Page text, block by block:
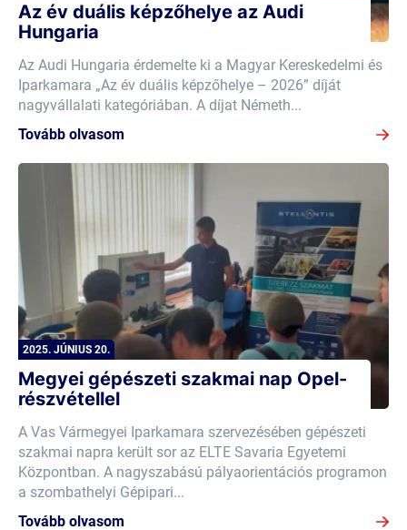
Az év duális képzőhelye az Audi
Hungaria
Az Audi Hungaria érdemelte ki a Magyar Kereskedelmi és
Iparkamara „Az év duális képzőhelye – 2026” díját
nagyvállalati kategóriában. A díjat Németh...
Tovább olvasom
2025. JÚNIUS 20.
Megyei gépészeti szakmai nap Opel-
részvétellel
A Vas Vármegyei Iparkamara szervezésében gépészeti
szakmai napra került sor az ELTE Savaria Egyetemi
Központban. A nagyszabású pályaorientációs programon
a szombathelyi Gépipari...
Tovább olvasom